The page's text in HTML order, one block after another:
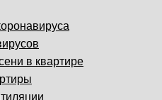
в квартире